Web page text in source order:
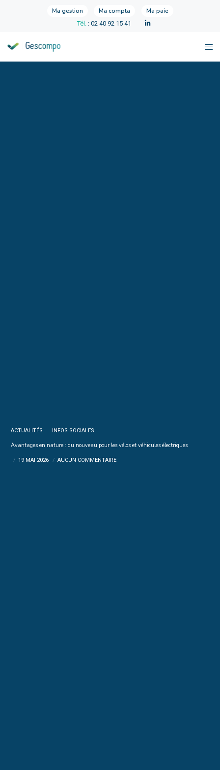
Ma gestion Ma compta Ma paie
Tél. : 02 40 92 15 41
ACTUALITÉS INFOS SOCIALES
Avantages en nature : du nouveau pour les vélos et véhicules électriques
19 MAI 2026 AUCUN COMMENTAIRE